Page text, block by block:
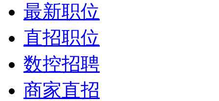
最新职位
直招职位
数控招聘
商家直招